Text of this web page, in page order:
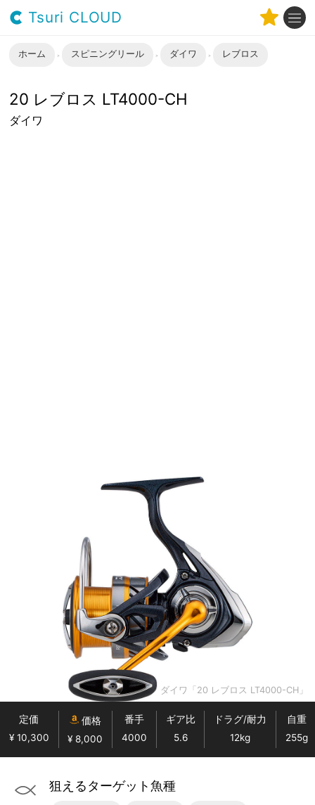
Tsuri CLOUD
ホーム スピニングリール ダイワ レブロス
20 レブロス LT4000-CH
ダイワ
ダイワ「20 レブロス LT4000-CH」
定価
¥ 10,300
価格
¥ 8,000
番手
4000
ギア比
5.6
ドラグ/耐力
12kg
自重
255g
狙えるターゲット魚種